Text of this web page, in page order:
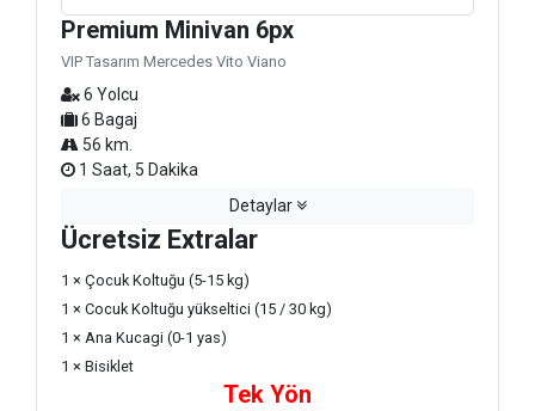
Premium Minivan 6px
VIP Tasarım Mercedes Vito Viano
6 Yolcu
6 Bagaj
56 km.
1 Saat, 5 Dakika
Detaylar
Ücretsiz Extralar
1 × Çocuk Koltuğu (5-15 kg)
1 × Cocuk Koltuğu yükseltici (15 / 30 kg)
1 × Ana Kucagi (0-1 yas)
1 × Bisiklet
Tek Yön